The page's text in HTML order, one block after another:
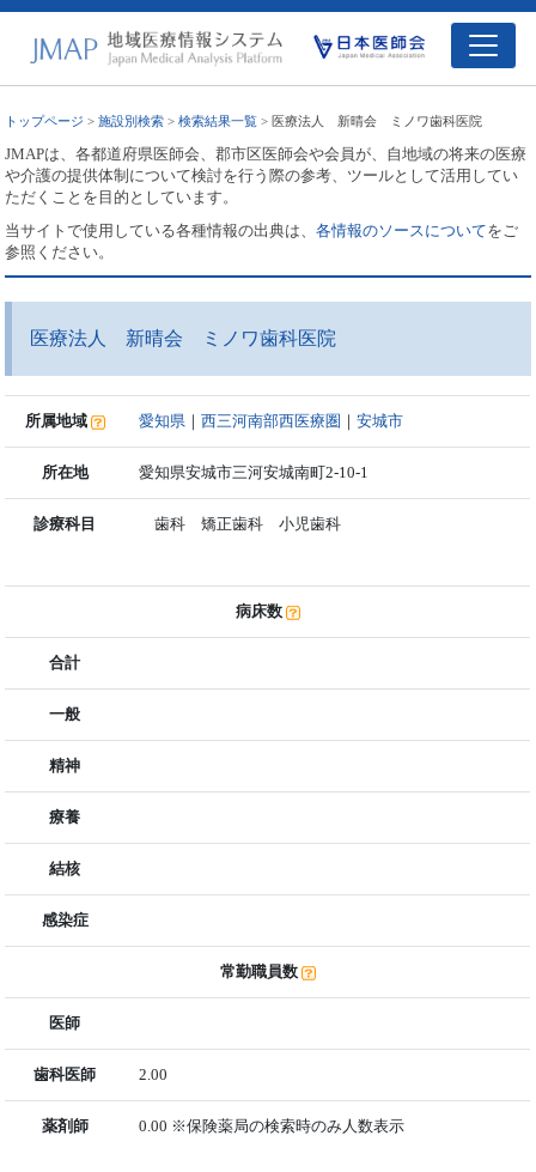
トップページ >施設別検索 >検索結果一覧 > 医療法人 新晴会 ミノワ歯科医院
JMAPは、各都道府県医師会、郡市区医師会や会員が、自地域の将来の医療
や介護の提供体制について検討を行う際の参考、ツールとして活用してい
ただくことを目的としています。
当サイトで使用している各種情報の出典は、各情報のソースについてをご
参照ください。
医療法人 新晴会 ミノワ歯科医院
所属地域 愛知県 ｜西三河南部西医療圏 ｜安城市
所在地 愛知県安城市三河安城南町2-10-1
診療科目 歯科 矯正歯科 小児歯科
病床数
合計
一般
精神
療養
結核
感染症
常勤職員数
医師
歯科医師 2.00
薬剤師 0.00 ※保険薬局の検索時のみ人数表示